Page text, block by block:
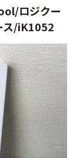
ロジクー
ス/iK1052